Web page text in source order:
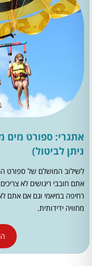
אתגרי: ספורט מים
ניתן לביטול)
לשילוב המושלם של ספורט
אתם חובבי ריגושים לא
רחיפה במיאמי וגם אם אתם
מחוויה ידידותית.